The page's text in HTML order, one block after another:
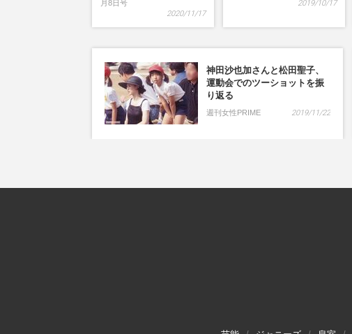
月8日号
2020/11/17
2019/10/17
神田沙也加さんと松田聖子、
運動会でのツーショットを振
り返る
週刊女性PRIME 2019/11/22